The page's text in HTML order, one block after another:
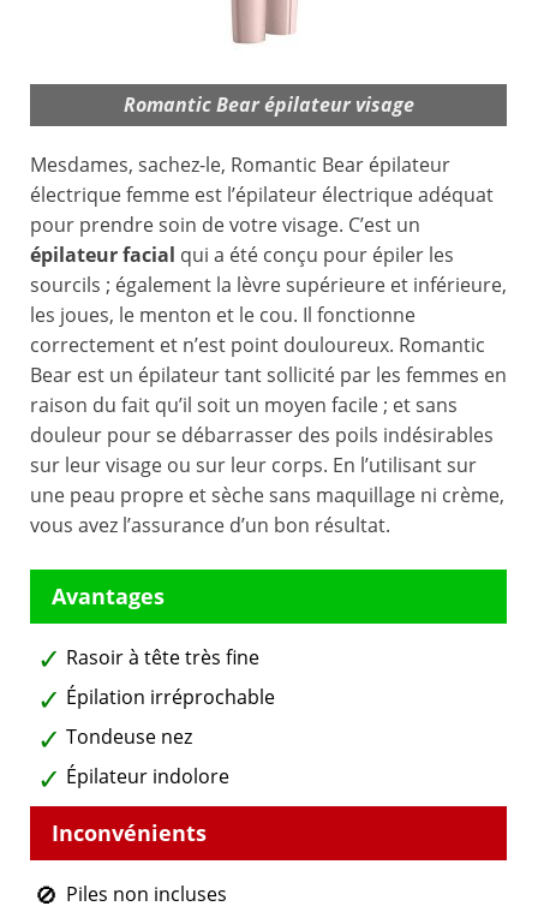
Romantic Bear épilateur visage
Mesdames, sachez-le, Romantic Bear épilateur
électrique femme est l’épilateur électrique adéquat
pour prendre soin de votre visage. C’est un
épilateur facial qui a été conçu pour épiler les
sourcils ; également la lèvre supérieure et inférieure,
les joues, le menton et le cou. Il fonctionne
correctement et n’est point douloureux. Romantic
Bear est un épilateur tant sollicité par les femmes en
raison du fait qu’il soit un moyen facile ; et sans
douleur pour se débarrasser des poils indésirables
sur leur visage ou sur leur corps. En l’utilisant sur
une peau propre et sèche sans maquillage ni crème,
vous avez l’assurance d’un bon résultat.
Rasoir à tête très fine
Épilation irréprochable
Tondeuse nez
Épilateur indolore
Piles non incluses